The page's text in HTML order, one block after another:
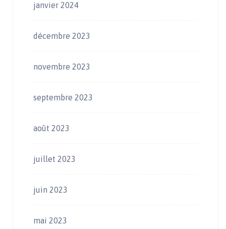
janvier 2024
décembre 2023
novembre 2023
septembre 2023
août 2023
juillet 2023
juin 2023
mai 2023